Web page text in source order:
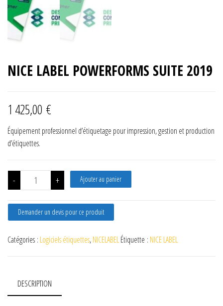
NICE LABEL POWERFORMS SUITE 2019
1 425,00 €
Équipement professionnel d’étiquetage pour impression, gestion et production
d’étiquettes.
- quantité de NICE LABEL POWERFORMS SUITE 2019
+ Ajouter au panier
Demander un devis pour ce produit
Catégories : Logiciels étiquettes,NICELABELÉtiquette : NICE LABEL
DESCRIPTION